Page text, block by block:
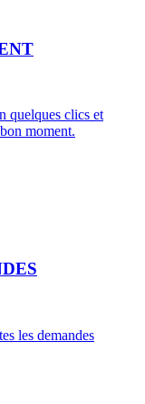
quelques clics et
moment.
les demandes